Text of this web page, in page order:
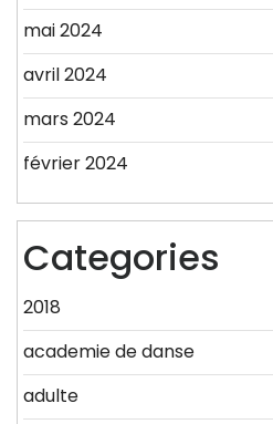
mai 2024
avril 2024
mars 2024
février 2024
Categories
2018
academie de danse
adulte